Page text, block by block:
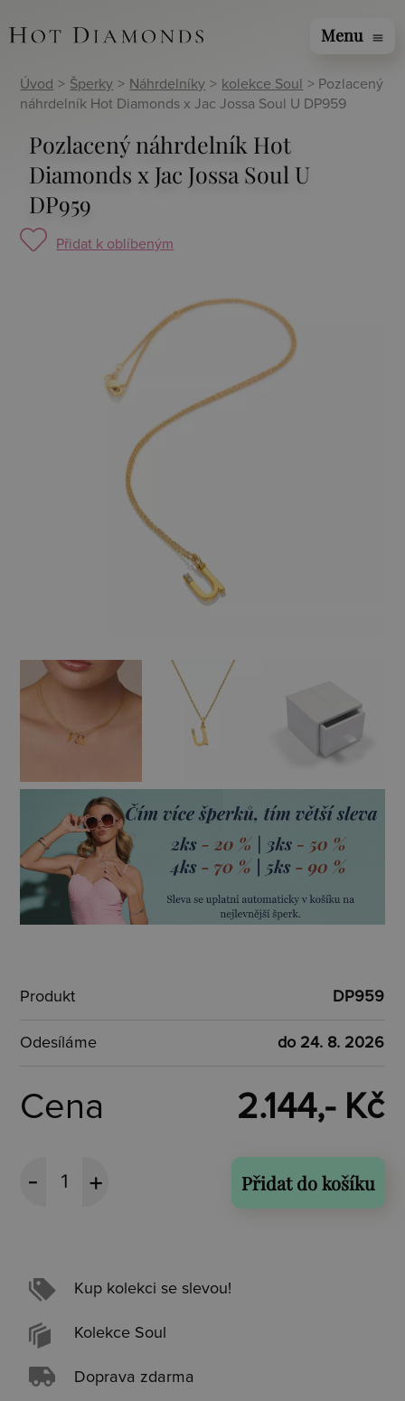
Menu menu
Úvod > Šperky > Náhrdelníky > kolekce Soul
> Pozlacený
náhrdelník Hot Diamonds x Jac Jossa Soul U DP959
Pozlacený náhrdelník Hot
Diamonds x Jac Jossa Soul U
DP959
Přidat k oblíbeným
Produkt DP959
Odesíláme do 24. 8. 2026
Cena 2.144,- Kč
Přidat do košíku
Kup kolekci se slevou!
Kolekce Soul
Doprava zdarma